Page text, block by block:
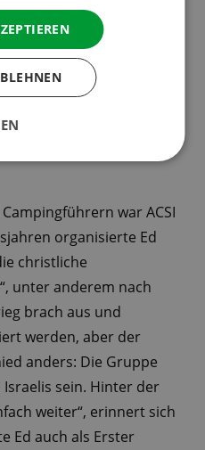
ihre Saison, indem sie die
akzeptieren,
Besucher an, und die
halben Million
war ACSI
organisierte Ed
christliche
unter anderem nach
brach aus und
werden, aber der
anders: Die Gruppe
sein. Hinter der
weiter“, erinnert sich
Ed auch als Erster